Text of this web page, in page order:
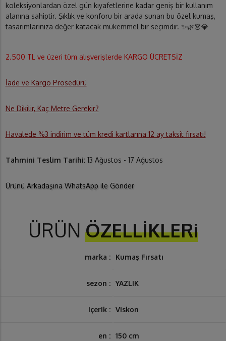
koleksiyonlardan özel gün kıyafetlerine kadar geniş bir kullanım
alanına sahiptir. Şıklık ve konforu bir arada sunan bu özel kumaş,
tasarımlarınıza değer katacak mükemmel bir seçimdir. ✨🌿👗💎
2.500 TL ve üzeri tüm alışverişlerde KARGO ÜCRETSİZ
İade ve Kargo Prosedürü
Ne Dikilir, Kaç Metre Gerekir?
Havalede %3 indirim ve tüm kredi kartlarına 12 ay taksit fırsatı!
Tahmini Teslim Tarihi: 13 Ağustos - 17 Ağustos
Ürünü Arkadaşına WhatsApp ile Gönder
ÜRÜN ÖZELLİKLERi
marka : Kumaş Fırsatı
sezon : YAZLIK
içerik : Viskon
en : 150 cm